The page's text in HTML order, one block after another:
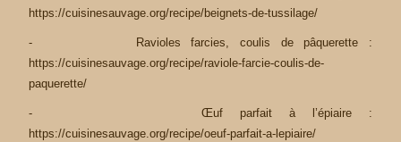
https://cuisinesauvage.org/recipe/beignets-de-tussilage/
- Ravioles farcies, coulis de pâquerette :
https://cuisinesauvage.org/recipe/raviole-farcie-coulis-de-
paquerette/
- Œuf parfait à l’épiaire :
https://cuisinesauvage.org/recipe/oeuf-parfait-a-lepiaire/